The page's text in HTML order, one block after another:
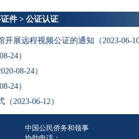
件> 公证认证
开展远程视频公证的通知（2023-06-
24）
08-24）
24）
2023-06-12）
中国公民侨务和领事